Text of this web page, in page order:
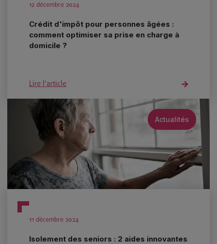
12 décembre 2024
Crédit d'impôt pour personnes âgées :
comment optimiser sa prise en charge à
domicile ?
Lire l'article
Actualités
11 décembre 2024
Isolement des seniors : 2 aides innovantes